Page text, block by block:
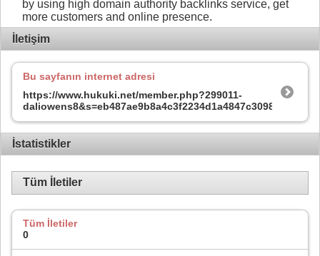
by using high domain authority backlinks service, get
more customers and online presence.
İletişim
Bu sayfanın internet adresi
https://www.hukuki.net/member.php?299011-
daliowens8&s=eb487ae9b8a4c3f2234d1a4847c30984
İstatistikler
Tüm İletiler
Tüm İletiler
0